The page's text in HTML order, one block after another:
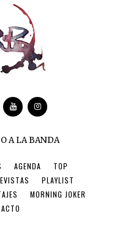
A LA BANDA
AGENDA
TOP
PLAYLIST
MORNING JOKER